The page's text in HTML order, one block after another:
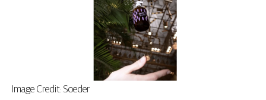
Image Credit: Soeder